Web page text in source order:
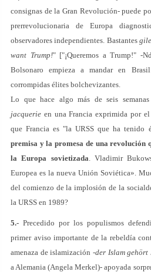
consignas de la Gran Revolución- puede
prerrevolucionaria de Europa
observadores independientes. Bastantes
want Trump!" ["¡Queremos a Trump!" -
Bolsonaro empieza a mandar en
corrompidas élites bolchevizantes.
Lo que hace algo más de seis
jacquerie en una Francia exprimida por
que Francia es "la URSS que ha tenido
premisa y la promesa de una revolución
la Europa sovietizada. Vladimir
Europea es la nueva Unión Soviética».
del comienzo de la implosión de la
la URSS en 1989?
5.- Precedido por los populismos
primer aviso importante de la rebeldía
amenaza de islamización -der Islam gehört
a Alemania (Angela Merkel)- apoyada